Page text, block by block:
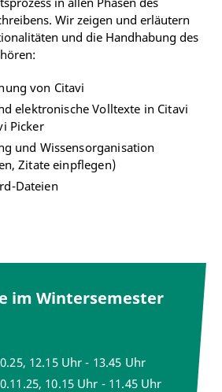
Wir zeigen und erläutern
und die Handhabung des
von Citavi
elektronische Volltexte in Citavi
Picker
und Wissensorganisation
Zitate einpflegen)
Dateien
im Wintersemester
12.15 Uhr - 13.45 Uhr
10.15 Uhr - 11.45 Uhr